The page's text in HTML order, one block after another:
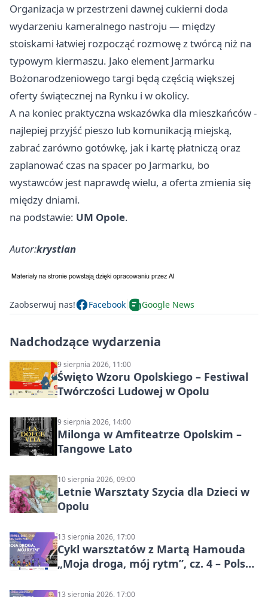
Organizacja w przestrzeni dawnej cukierni doda
wydarzeniu kameralnego nastroju — między
stoiskami łatwiej rozpocząć rozmowę z twórcą niż na
typowym kiermaszu. Jako element Jarmarku
Bożonarodzeniowego targi będą częścią większej
oferty świątecznej na Rynku i w okolicy.
A na koniec praktyczna wskazówka dla mieszkańców -
najlepiej przyjść pieszo lub komunikacją miejską,
zabrać zarówno gotówkę, jak i kartę płatniczą oraz
zaplanować czas na spacer po Jarmarku, bo
wystawców jest naprawdę wielu, a oferta zmienia się
między dniami.
na podstawie: UM Opole.
Autor:krystian
Zaobserwuj nas! Facebook Google News
Nadchodzące wydarzenia
9 sierpnia 2026, 11:00
Święto Wzoru Opolskiego – Festiwal
Twórczości Ludowej w Opolu
9 sierpnia 2026, 14:00
Milonga w Amfiteatrze Opolskim –
Tangowe Lato
10 sierpnia 2026, 09:00
Letnie Warsztaty Szycia dla Dzieci w
Opolu
13 sierpnia 2026, 17:00
Cykl warsztatów z Martą Hamouda
„Moja droga, mój rytm”, cz. 4 – Polska
13 sierpnia 2026, 17:00